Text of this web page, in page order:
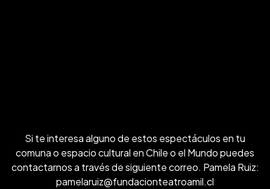
Si te interesa alguno de estos espectáculos en tu
comuna o espacio cultural en Chile o el Mundo puedes
contactarnos a través de siguiente correo. Pamela Ruiz:
pamelaruiz@fundacionteatroamil.cl